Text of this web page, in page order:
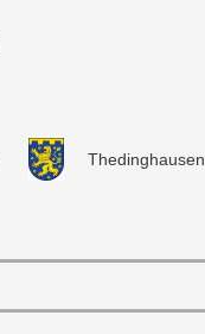
Thedinghausen